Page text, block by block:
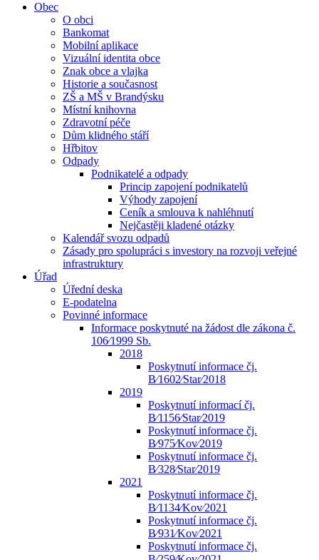
Obec
O obci
Bankomat
Mobilní aplikace
Vizuální identita obce
Znak obce a vlajka
Historie a současnost
ZŠ a MŠ v Brandýsku
Místní knihovna
Zdravotní péče
Dům klidného stáří
Hřbitov
Odpady
Podnikatelé a odpady
Princip zapojení podnikatelů
Výhody zapojení
Ceník a smlouva k nahléhnutí
Nejčastěji kladené otázky
Kalendář svozu odpadů
Zásady pro spolupráci s investory na rozvoji veřejné
infrastruktury
Úřad
Úřední deska
E-podatelna
Povinné informace
Informace poskytnuté na žádost dle zákona č.
106⁄1999 Sb.
2018
Poskytnutí informace čj.
B⁄1602⁄Star⁄2018
2019
Poskytnutí informací čj.
B⁄1156⁄Star⁄2019
Poskytnutí informace čj.
B⁄975⁄Kov⁄2019
Poskytnutí informace čj.
B⁄328⁄Star⁄2019
2021
Poskytnutí informace čj.
B⁄1134⁄Kov⁄2021
Poskytnutí informace čj.
B⁄931⁄Kov⁄2021
Poskytnutí informace čj.